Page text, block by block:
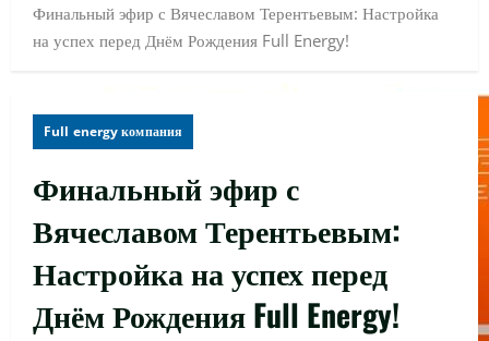
Финальный эфир с Вячеславом Терентьевым: Настройка
на успех перед Днём Рождения Full Energy!
Full energy компания
Финальный эфир с
Вячеславом Терентьевым:
Настройка на успех перед
Днём Рождения Full Energy!